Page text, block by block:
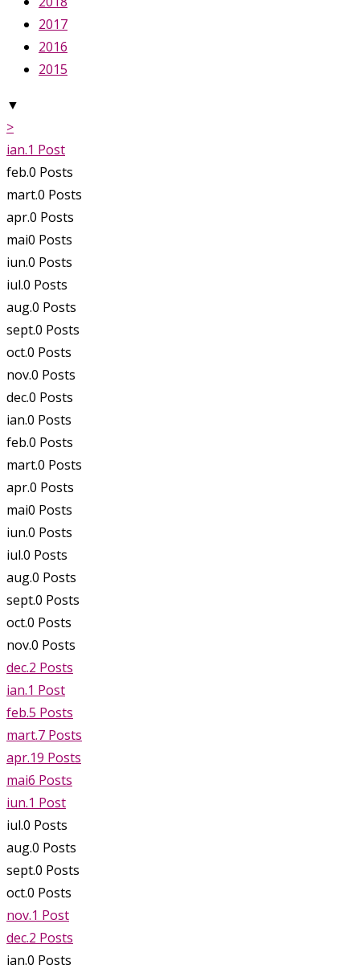
2017
2016
2015
▼
>
ian.1 Post
feb.0 Posts
mart.0 Posts
apr.0 Posts
mai0 Posts
iun.0 Posts
iul.0 Posts
aug.0 Posts
sept.0 Posts
oct.0 Posts
nov.0 Posts
dec.0 Posts
ian.0 Posts
feb.0 Posts
mart.0 Posts
apr.0 Posts
mai0 Posts
iun.0 Posts
iul.0 Posts
aug.0 Posts
sept.0 Posts
oct.0 Posts
nov.0 Posts
dec.2 Posts
ian.1 Post
feb.5 Posts
mart.7 Posts
apr.19 Posts
mai6 Posts
iun.1 Post
iul.0 Posts
aug.0 Posts
sept.0 Posts
oct.0 Posts
nov.1 Post
dec.2 Posts
ian.0 Posts